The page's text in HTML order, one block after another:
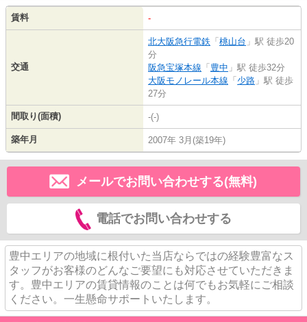
賃料 -
交通
北大阪急行電鉄 「 桃山台 」駅 徒歩20
分
阪急宝塚本線 「 豊中 」駅 徒歩32分
大阪モノレール本線 「 少路 」駅 徒歩
27分
間取り(面積) -(-)
築年月 2007年 3月(築19年)
メールでお問い合わせする(無料)
電話でお問い合わせする
豊中エリアの地域に根付いた当店ならではの経験豊富なス
タッフがお客様のどんなご要望にも対応させていただきま
す。豊中エリアの賃貸情報のことは何でもお気軽にご相談
ください。一生懸命サポートいたします。